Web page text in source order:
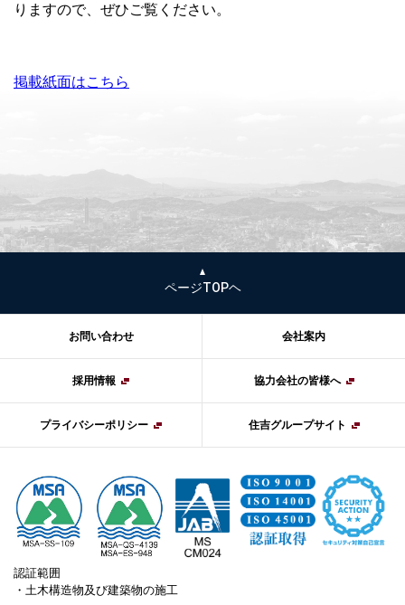
りますので、ぜひご覧ください。
掲載紙面はこちら
ページTOPヘ
お問い合わせ 会社案内
採用情報 協力会社の皆様へ
プライバシーポリシー 住吉グループサイト
認証範囲
・土木構造物及び建築物の施工